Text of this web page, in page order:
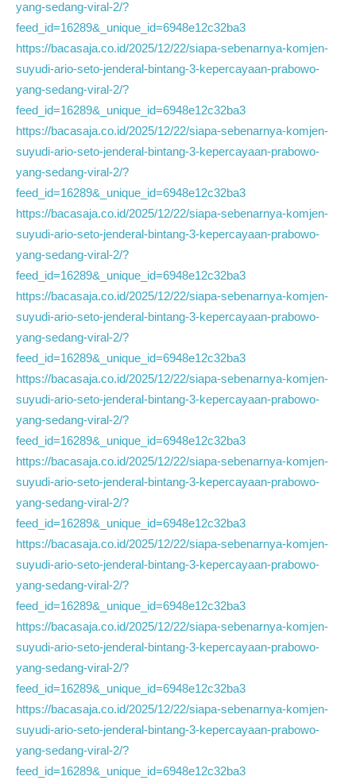
yang-sedang-viral-2/?
feed_id=16289&_unique_id=6948e12c32ba3
https://bacasaja.co.id/2025/12/22/siapa-sebenarnya-komjen-
suyudi-ario-seto-jenderal-bintang-3-kepercayaan-prabowo-
yang-sedang-viral-2/?
feed_id=16289&_unique_id=6948e12c32ba3
https://bacasaja.co.id/2025/12/22/siapa-sebenarnya-komjen-
suyudi-ario-seto-jenderal-bintang-3-kepercayaan-prabowo-
yang-sedang-viral-2/?
feed_id=16289&_unique_id=6948e12c32ba3
https://bacasaja.co.id/2025/12/22/siapa-sebenarnya-komjen-
suyudi-ario-seto-jenderal-bintang-3-kepercayaan-prabowo-
yang-sedang-viral-2/?
feed_id=16289&_unique_id=6948e12c32ba3
https://bacasaja.co.id/2025/12/22/siapa-sebenarnya-komjen-
suyudi-ario-seto-jenderal-bintang-3-kepercayaan-prabowo-
yang-sedang-viral-2/?
feed_id=16289&_unique_id=6948e12c32ba3
https://bacasaja.co.id/2025/12/22/siapa-sebenarnya-komjen-
suyudi-ario-seto-jenderal-bintang-3-kepercayaan-prabowo-
yang-sedang-viral-2/?
feed_id=16289&_unique_id=6948e12c32ba3
https://bacasaja.co.id/2025/12/22/siapa-sebenarnya-komjen-
suyudi-ario-seto-jenderal-bintang-3-kepercayaan-prabowo-
yang-sedang-viral-2/?
feed_id=16289&_unique_id=6948e12c32ba3
https://bacasaja.co.id/2025/12/22/siapa-sebenarnya-komjen-
suyudi-ario-seto-jenderal-bintang-3-kepercayaan-prabowo-
yang-sedang-viral-2/?
feed_id=16289&_unique_id=6948e12c32ba3
https://bacasaja.co.id/2025/12/22/siapa-sebenarnya-komjen-
suyudi-ario-seto-jenderal-bintang-3-kepercayaan-prabowo-
yang-sedang-viral-2/?
feed_id=16289&_unique_id=6948e12c32ba3
https://bacasaja.co.id/2025/12/22/siapa-sebenarnya-komjen-
suyudi-ario-seto-jenderal-bintang-3-kepercayaan-prabowo-
yang-sedang-viral-2/?
feed_id=16289&_unique_id=6948e12c32ba3